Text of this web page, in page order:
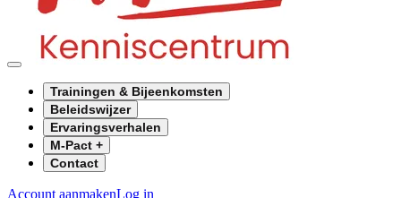
Trainingen & Bijeenkomsten
Beleidswijzer
Ervaringsverhalen
M-Pact +
Contact
Account aanmakenLog in